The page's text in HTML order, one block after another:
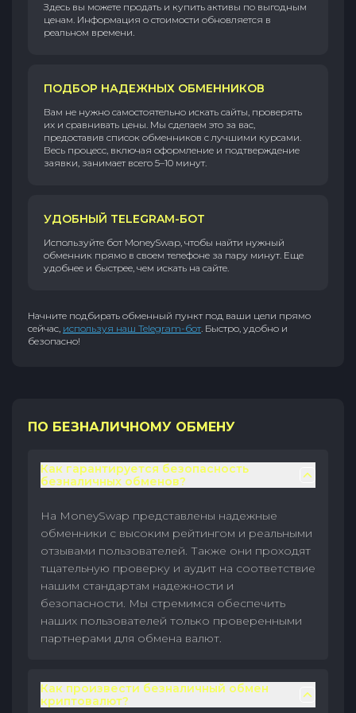
Здесь вы можете продать и купить активы по выгодным
ценам. Информация о стоимости обновляется в
реальном времени.
ПОДБОР НАДЕЖНЫХ ОБМЕННИКОВ
Вам не нужно самостоятельно искать сайты, проверять
их и сравнивать цены. Мы сделаем это за вас,
предоставив список обменников с лучшими курсами.
Весь процесс, включая оформление и подтверждение
заявки, занимает всего 5–10 минут.
УДОБНЫЙ TELEGRAM-БОТ
Используйте бот MoneySwap, чтобы найти нужный
обменник прямо в своем телефоне за пару минут. Еще
удобнее и быстрее, чем искать на сайте.
Начните подбирать обменный пункт под ваши цели прямо
сейчас, используя наш Telegram-бот. Быстро, удобно и
безопасно!
ПО БЕЗНАЛИЧНОМУ ОБМЕНУ
Как гарантируется безопасность
безналичных обменов?
На MoneySwap представлены надежные
обменники с высоким рейтингом и реальными
отзывами пользователей. Также они проходят
тщательную проверку и аудит на соответствие
нашим стандартам надежности и
безопасности. Мы стремимся обеспечить
наших пользователей только проверенными
партнерами для обмена валют.
Как произвести безналичный обмен
криптовалют?